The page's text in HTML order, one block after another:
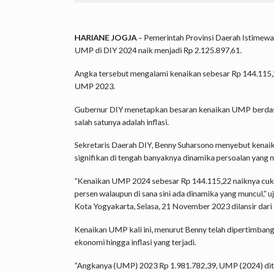
HARIANE JOGJA – Pemerintah Provinsi Daerah
UMP di DIY 2024 naik menjadi Rp 2.125.897,61.
Angka tersebut mengalami kenaikan sebesar Rp
UMP 2023.
Gubernur DIY menetapkan besaran kenaikan UMP
salah satunya adalah inflasi.
Sekretaris Daerah DIY, Benny Suharsono menyebut
signifikan di tengah banyaknya dinamika persoalan yang
“Kenaikan UMP 2024 sebesar Rp 144.115,22 naiknya
persen walaupun di sana sini ada dinamika yang muncul,”
Kota Yogyakarta, Selasa, 21 November 2023 dilansir dari
Kenaikan UMP kali ini, menurut Benny telah
ekonomi hingga inflasi yang terjadi.
“Angkanya (UMP) 2023 Rp 1.981.782,39, UMP (2024)